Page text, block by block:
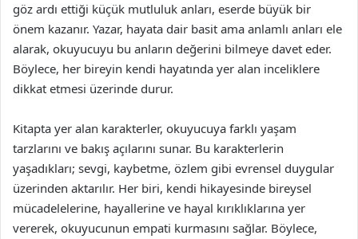
göz ardı ettiği küçük mutluluk anları, eserde büyük bir
önem kazanır. Yazar, hayata dair basit ama anlamlı anları ele
alarak, okuyucuyu bu anların değerini bilmeye davet eder.
Böylece, her bireyin kendi hayatında yer alan inceliklere
dikkat etmesi üzerinde durur.
Kitapta yer alan karakterler, okuyucuya farklı yaşam
tarzlarını ve bakış açılarını sunar. Bu karakterlerin
yaşadıkları; sevgi, kaybetme, özlem gibi evrensel duygular
üzerinden aktarılır. Her biri, kendi hikayesinde bireysel
mücadelelerine, hayallerine ve hayal kırıklıklarına yer
vererek, okuyucunun empati kurmasını sağlar. Böylece,